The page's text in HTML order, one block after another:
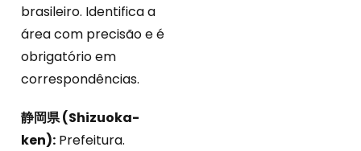
brasileiro. Identifica a
área com precisão e é
obrigatório em
correspondências.
静岡県 (Shizuoka-
ken): Prefeitura.